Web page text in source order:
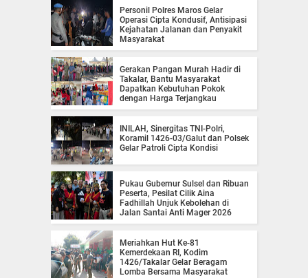
Personil Polres Maros Gelar
Operasi Cipta Kondusif, Antisipasi
Kejahatan Jalanan dan Penyakit
Masyarakat
Gerakan Pangan Murah Hadir di
Takalar, Bantu Masyarakat
Dapatkan Kebutuhan Pokok
dengan Harga Terjangkau
INILAH, Sinergitas TNI-Polri,
Koramil 1426-03/Galut dan Polsek
Gelar Patroli Cipta Kondisi
Pukau Gubernur Sulsel dan Ribuan
Peserta, Pesilat Cilik Aina
Fadhillah Unjuk Kebolehan di
Jalan Santai Anti Mager 2026
Meriahkan Hut Ke-81
Kemerdekaan RI, Kodim
1426/Takalar Gelar Beragam
Lomba Bersama Masyarakat